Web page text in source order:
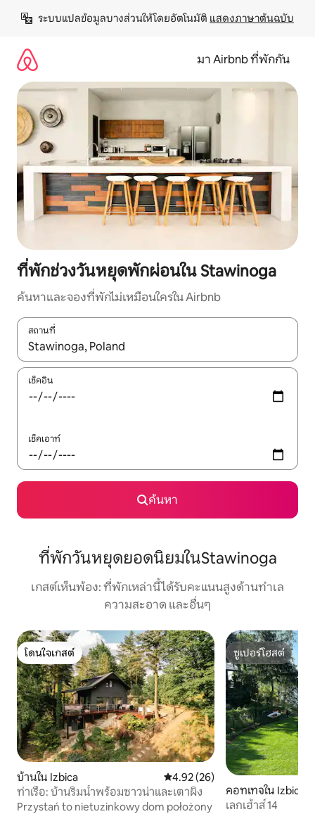
เนื้อหา
ระบบแปลข้อมูลบางส่วนให้โดยอัตโนมัติ แสดงภาษาต้นฉบับ
มา Airbnb ที่พักกัน
ที่พักช่วงวันหยุดพักผ่อนใน Stawinoga
ค้นหาและจองที่พักไม่เหมือนใครใน Airbnb
สถานที่
ใช้ลูกศรขึ้นลง หรือใช้การสัมผัสหรือปัด เพื่อสำรวจผลการค้นหา
เช็คอิน
เช็คเอาท์
ค้นหา
ที่พักวันหยุดยอดนิยมในStawinoga
เกสต์เห็นพ้อง: ที่พักเหล่านี้ได้รับคะแนนสูงด้านทำเล
ความสะอาด และอื่นๆ
โดนใจเกสต์
โดนใจเกสต์
บ้านใน Izbica คะแนนเฉลี่ย 4.92 จาก 5, 26 รีวิว
4.92 (26)
ท่าเรือ: บ้านริมน้ำพร้อมซาวน่าและเตาผิง
Przystań to nietuzinkowy dom położony
ซูเปอร์โฮสต์
ซูเปอร์โฮสต์
คอทเทจใน Izbica
เลกเฮ้าส์ 14